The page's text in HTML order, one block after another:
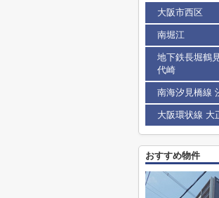
大阪市西区
南堀江
地下鉄長堀鶴
代崎
南海汐見橋線
大阪環状線 大
おすすめ物件